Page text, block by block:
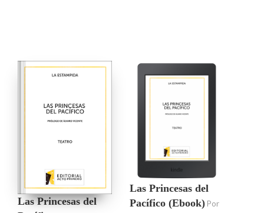
Las Princesas del
Las Princesas del
Pacífico (Ebook) Por